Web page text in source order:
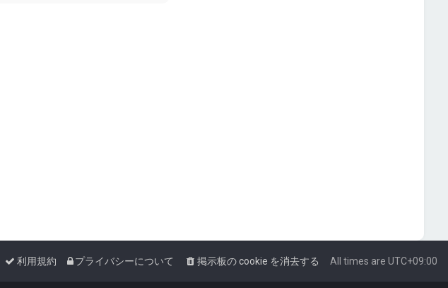
All times are UTC+09:00
掲示板の cookie を消去する
プライバシーについて
利用規約